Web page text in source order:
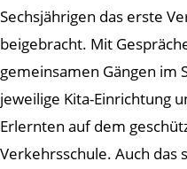
Sechsjährigen das erste
beigebracht. Mit
gemeinsamen Gängen
jeweilige Kita-Einrichtung
Erlernten auf dem
Verkehrsschule. Auch das